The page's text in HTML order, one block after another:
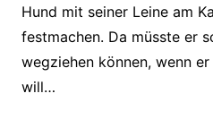
Hund mit seiner Leine am
festmachen. Da müsste er
wegziehen können, wenn
will…